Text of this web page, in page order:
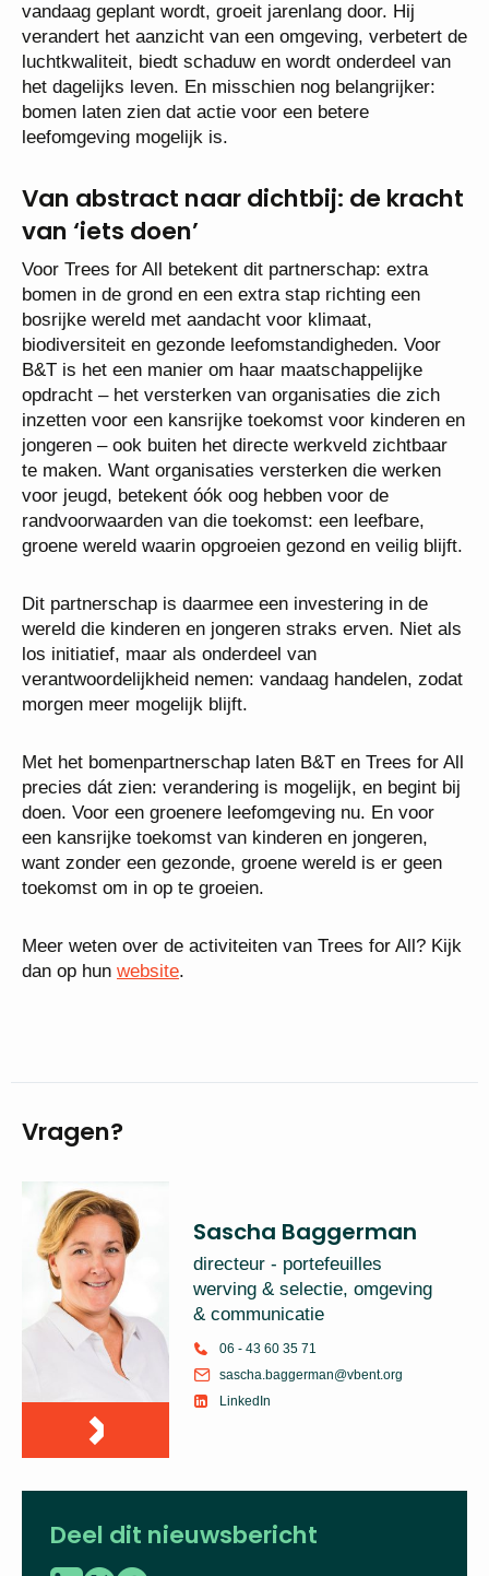
vandaag geplant wordt, groeit jarenlang door. Hij
verandert het aanzicht van een omgeving, verbetert de
luchtkwaliteit, biedt schaduw en wordt onderdeel van
het dagelijks leven. En misschien nog belangrijker:
bomen laten zien dat actie voor een betere
leefomgeving mogelijk is.
Van abstract naar dichtbij: de kracht
van ‘iets doen’
Voor Trees for All betekent dit partnerschap: extra
bomen in de grond en een extra stap richting een
bosrijke wereld met aandacht voor klimaat,
biodiversiteit en gezonde leefomstandigheden. Voor
B&T is het een manier om haar maatschappelijke
opdracht – het versterken van organisaties die zich
inzetten voor een kansrijke toekomst voor kinderen en
jongeren – ook buiten het directe werkveld zichtbaar
te maken. Want organisaties versterken die werken
voor jeugd, betekent óók oog hebben voor de
randvoorwaarden van die toekomst: een leefbare,
groene wereld waarin opgroeien gezond en veilig blijft.
Dit partnerschap is daarmee een investering in de
wereld die kinderen en jongeren straks erven. Niet als
los initiatief, maar als onderdeel van
verantwoordelijkheid nemen: vandaag handelen, zodat
morgen meer mogelijk blijft.
Met het bomenpartnerschap laten B&T en Trees for All
precies dát zien: verandering is mogelijk, en begint bij
doen. Voor een groenere leefomgeving nu. En voor
een kansrijke toekomst van kinderen en jongeren,
want zonder een gezonde, groene wereld is er geen
toekomst om in op te groeien.
Meer weten over de activiteiten van Trees for All? Kijk
dan op hun website.
Vragen?
Sascha Baggerman
directeur - portefeuilles
werving & selectie, omgeving
& communicatie
06 - 43 60 35 71
sascha.baggerman@vbent.org
LinkedIn
Deel dit nieuwsbericht